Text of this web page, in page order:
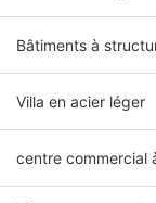
Bâtiments à
Villa en acier léger
centre commercial